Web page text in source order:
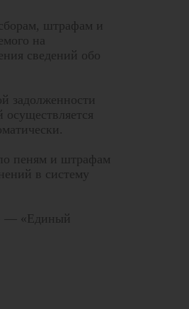
штрафам и
на
сведений обо
задолженности
пеням и штрафам
в систему
— «Единый